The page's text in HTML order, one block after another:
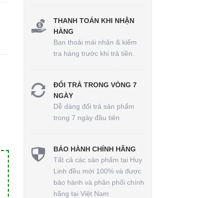
THANH TOÁN KHI NHẬN
HÀNG
Bạn thoải mái nhận & kiểm
tra hàng trước khi trả tiền.
ĐỔI TRẢ TRONG VÒNG 7
NGÀY
Dễ dàng đổi trả sản phẩm
trong 7 ngày đầu tiên
BẢO HÀNH CHÍNH HÃNG
Tất cả các sản phẩm tại Huy
Linh đều mới 100% và được
bảo hành và phân phối chính
hãng tại Việt Nam